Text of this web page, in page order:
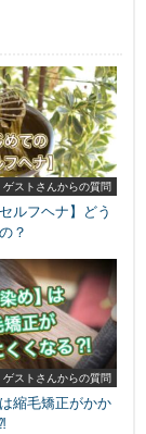
ゲストさんからの質問
ルフヘナ】どう
？
ゲストさんからの質問
縮毛矯正がかか